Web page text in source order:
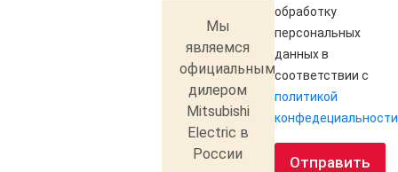
обработку
персональных
данных в
соответствии с
политикой
конфедециальности
Отправить
Мы
являемся
официальным
дилером
Mitsubishi
Electric в
России